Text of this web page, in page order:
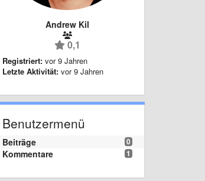
Andrew Kil
0,1
Registriert: vor 9 Jahren
Letzte Aktivität: vor 9 Jahren
Benutzermenü
0
Beiträge
1
Kommentare